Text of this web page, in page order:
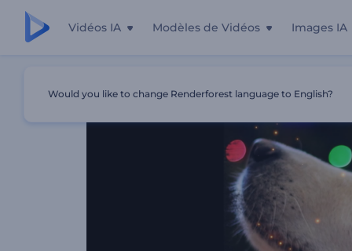
Vidéos IA Modèles de Vidéos Images IA
Would you like to change Renderforest language to English?